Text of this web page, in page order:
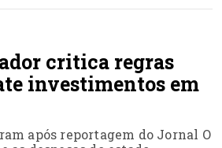
critica regras
investimentos em
após reportagem do Jornal O